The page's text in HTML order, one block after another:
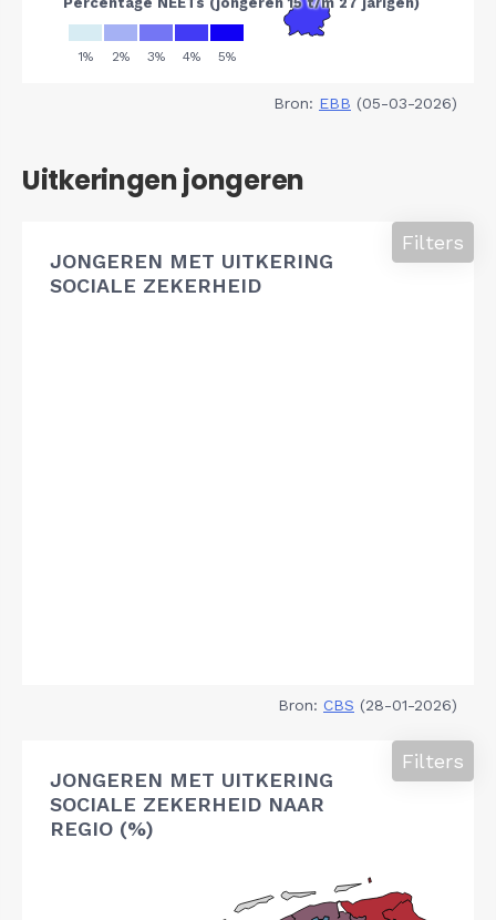
Bron: EBB (05-03-2026)
Uitkeringen jongeren
JONGEREN MET UITKERING
SOCIALE ZEKERHEID
Filters
Bron: CBS (28-01-2026)
JONGEREN MET UITKERING
SOCIALE ZEKERHEID NAAR
REGIO (%)
Filters